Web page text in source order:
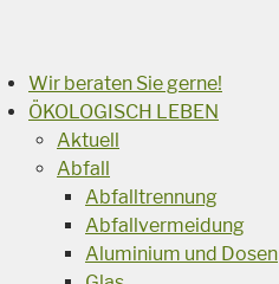
Wir beraten Sie gerne!
ÖKOLOGISCH LEBEN
Aktuell
Abfall
Abfalltrennung
Abfallvermeidung
Aluminium und Dosen